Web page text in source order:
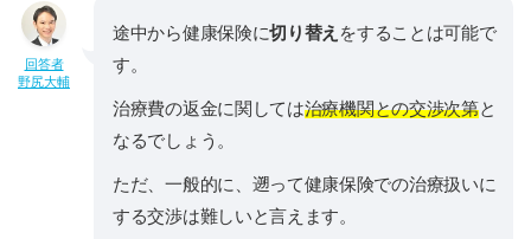
回答者
野尻大輔
途中から健康保険に切り替え をすることは可能で
す。
治療費の返金に関しては治療機関との交渉次第と
なるでしょう。
ただ、一般的に、遡って健康保険での治療扱いに
する交渉は難しいと言えます。